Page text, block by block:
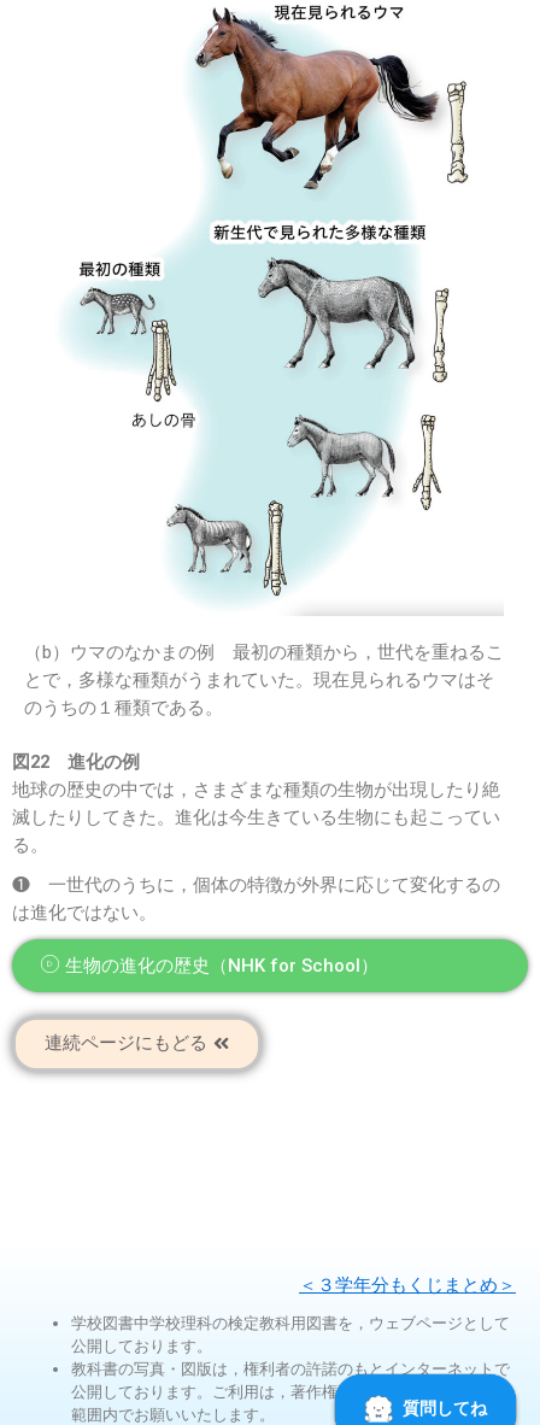
（b）ウマのなかまの例 最初の種類から，世代を重ねるこ
とで，多様な種類がうまれていた。現在見られるウマはそ
のうちの１種類である。
図22 進化の例
地球の歴史の中では，さまざまな種類の生物が出現したり絶
滅したりしてきた。進化は今生きている生物にも起こってい
る。
❶ 一世代のうちに，個体の特徴が外界に応じて変化するの
は進化ではない。
生物の進化の歴史（NHK for School）
連続ページにもどる
＜３学年分もくじまとめ＞
学校図書中学校理科の検定教科用図書を，ウェブページとして
公開しております。
教科書の写真・図版は，権利者の許諾のもとインターネットで
公開しております。ご利用は，著作権法第35条ガイドラインの
範囲内でお願いいたします。